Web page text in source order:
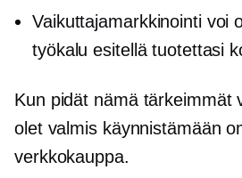
Vaikuttajamarkkinointi voi
työkalu esitellä tuotettasi
Kun pidät nämä tärkeimmät
olet valmis käynnistämään
verkkokauppa.